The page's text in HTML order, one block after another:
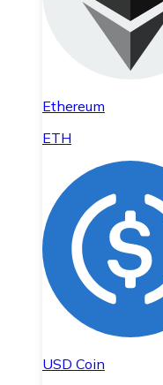
Ethereum
ETH
USD Coin